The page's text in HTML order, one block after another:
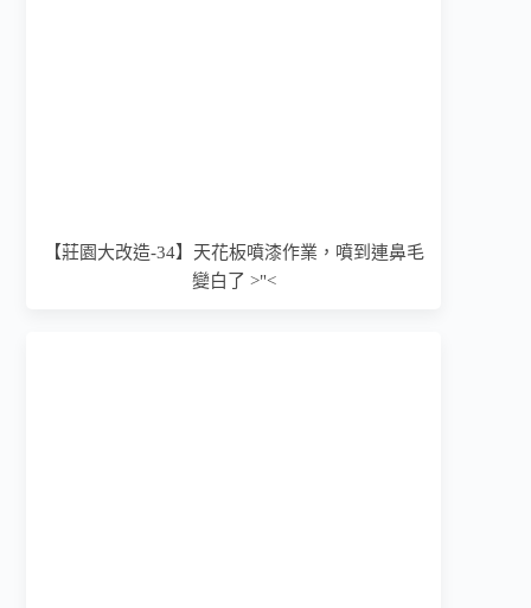
【莊園大改造-34】天花板噴漆作業，噴到連鼻毛
變白了 >"<